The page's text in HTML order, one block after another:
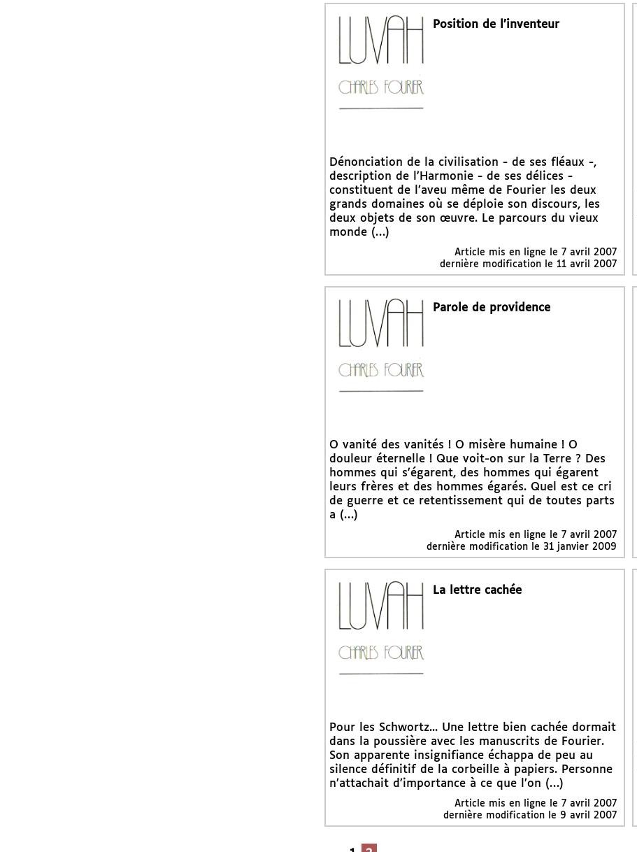
Position de l’inventeur
Dénonciation de la civilisation - de ses fléaux -,
description de l’Harmonie - de ses délices -
constituent de l’aveu même de Fourier les deux
grands domaines où se déploie son discours, les
deux objets de son œuvre. Le parcours du vieux
monde (…)
Article mis en ligne le 7 avril 2007
dernière modification le 11 avril 2007
Parole de providence
O vanité des vanités ! O misère humaine ! O
douleur éternelle ! Que voit-on sur la Terre ? Des
hommes qui s’égarent, des hommes qui égarent
leurs frères et des hommes égarés. Quel est ce cri
de guerre et ce retentissement qui de toutes parts
a (…)
Article mis en ligne le 7 avril 2007
dernière modification le 31 janvier 2009
La lettre cachée
Pour les Schwortz... Une lettre bien cachée dormait
dans la poussière avec les manuscrits de Fourier.
Son apparente insignifiance échappa de peu au
silence définitif de la corbeille à papiers. Personne
n’attachait d’importance à ce que l’on (…)
Article mis en ligne le 7 avril 2007
dernière modification le 9 avril 2007